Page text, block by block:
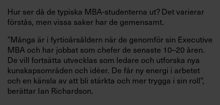
Hur ser då de typiska MBA-studenterna ut? Det varierar
förstås, men vissa saker har de gemensamt.
”Många är i fyrtioårsåldern när de genomför sin Executive
MBA och har jobbat som chefer de senaste 10–20 åren.
De vill fortsätta utvecklas som ledare och utforska nya
kunskapsområden och idéer. De får ny energi i arbetet
och en känsla av att bli stärkta och mer trygga i sin roll”,
berättar Ian Richardson.